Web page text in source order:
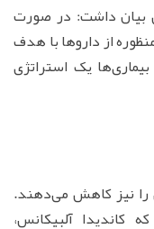
بیان داشت: در صورت
از داروها با هدف
یک استراتژی
را نیز کاهش می‌دهند.
کاندیدا آلبیکانس،